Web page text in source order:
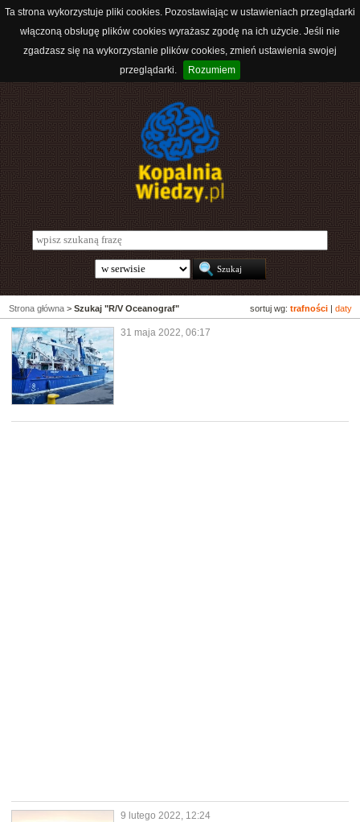
Ta strona wykorzystuje pliki cookies. Pozostawiając w ustawieniach przeglądarki
włączoną obsługę plików cookies wyrażasz zgodę na ich użycie. Jeśli nie
zgadzasz się na wykorzystanie plików cookies, zmień ustawienia swojej
przeglądarki.
Rozumiem
sortuj wg: trafności daty
Strona główna > Szukaj "R/V Oceanograf"
31 maja 2022, 06:17
9 lutego 2022, 12:24